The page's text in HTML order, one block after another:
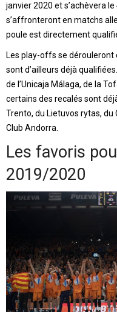
janvier 2020 et s’achèvera
s’affronteront en matchs
poule est directement
Les play-offs se dérouleront
sont d’ailleurs déjà
de l’Unicaja Málaga, de la
certains des recalés sont
Trento, du Lietuvos rytas,
Club Andorra.
Les favoris
2019/2020